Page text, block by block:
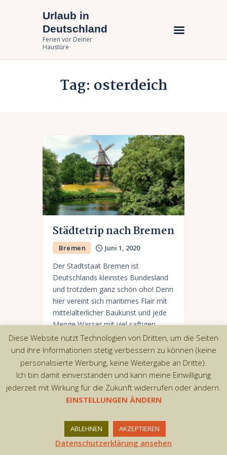
Urlaub in
Deutschland
Ferien vor Deiner
Haustüre
Tag: osterdeich
Urlaub in Deutschland
Ferien vor Deiner Haustüre
Urlaub zuhause
Bundesländer
Städtetrip nach Bremen
Bremen Juni 1, 2020
Der Stadtstaat Bremen ist
Deutschlands kleinstes Bundesland
und trotzdem ganz schön oho! Denn
hier vereint sich maritimes Flair mit
mittelalterlicher Baukunst und jede
Menge Wasser mit viel saftigen
Grün.
Copyright © 2026 by AxiomThemes. All rights
reserved.
Diese Website nutzt Technologien von Dritten, um die Seiten
und ihre Informationen stetig verbessern zu können (keine
personalisierte Werbung, keine Weitergabe an Dritte).
Ich bin damit einverstanden und kann meine Einwilligung
jederzeit mit Wirkung für die Zukunft widerrufen oder ändern.
EINSTELLUNGEN ÄNDERN
ABLEHNEN AKZEPTIEREN
Datenschutzerklärung ansehen